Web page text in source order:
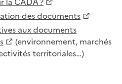
des documents
aux documents
(environnement, marchés
territoriales…)